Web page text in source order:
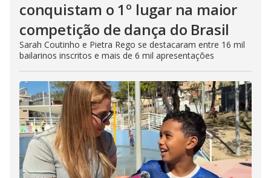
conquistam o 1º lugar na maior
competição de dança do Brasil
Sarah Coutinho e Pietra Rego se destacaram entre 16 mil
bailarinos inscritos e mais de 6 mil apresentações